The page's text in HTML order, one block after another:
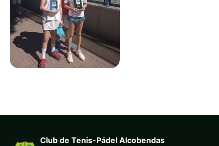
Club de Tenis-Pádel Alcobendas